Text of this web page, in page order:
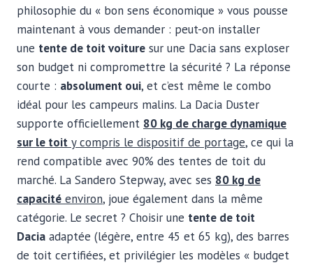
philosophie du « bon sens économique » vous pousse
maintenant à vous demander : peut-on installer
une tente de toit voiture sur une Dacia sans exploser
son budget ni compromettre la sécurité ? La réponse
courte : absolument oui, et c’est même le combo
idéal pour les campeurs malins. La Dacia Duster
supporte officiellement 80 kg de charge dynamique
sur le toit y compris le dispositif de portage, ce qui la
rend compatible avec 90% des tentes de toit du
marché. La Sandero Stepway, avec ses 80 kg de
capacité environ, joue également dans la même
catégorie. Le secret ? Choisir une tente de toit
Dacia adaptée (légère, entre 45 et 65 kg), des barres
de toit certifiées, et privilégier les modèles « budget